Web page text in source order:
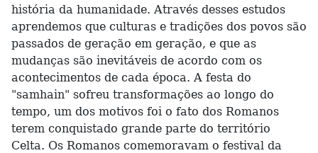
história da humanidade. Através desses estudos
aprendemos que culturas e tradições dos povos são
passados de geração em geração, e que as
mudanças são inevitáveis de acordo com os
acontecimentos de cada época. A festa do
"samhain" sofreu transformações ao longo do
tempo, um dos motivos foi o fato dos Romanos
terem conquistado grande parte do território
Celta. Os Romanos comemoravam o festival da